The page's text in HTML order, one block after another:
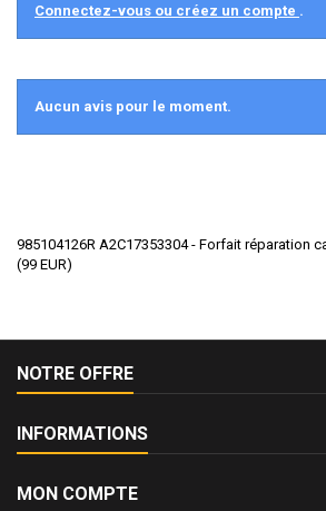
Connectez-vous ou créez un compte .
Aucun avis pour le moment.
985104126R A2C17353304 - Forfait réparation
(99 EUR)
NOTRE OFFRE
INFORMATIONS
MON COMPTE